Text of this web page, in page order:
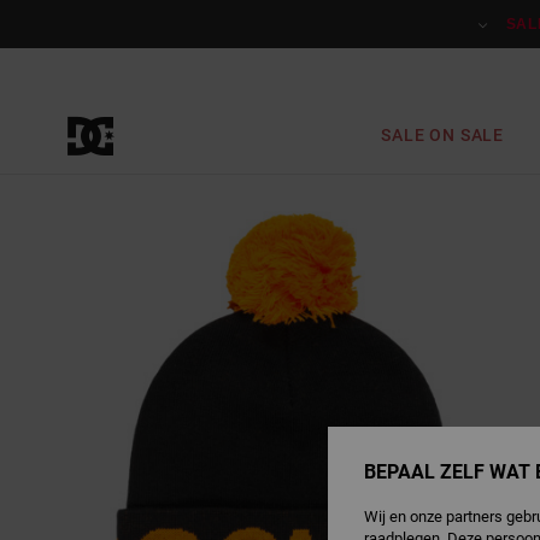
SALE ON SALE
BEPAAL ZELF WAT
Wij en onze partners